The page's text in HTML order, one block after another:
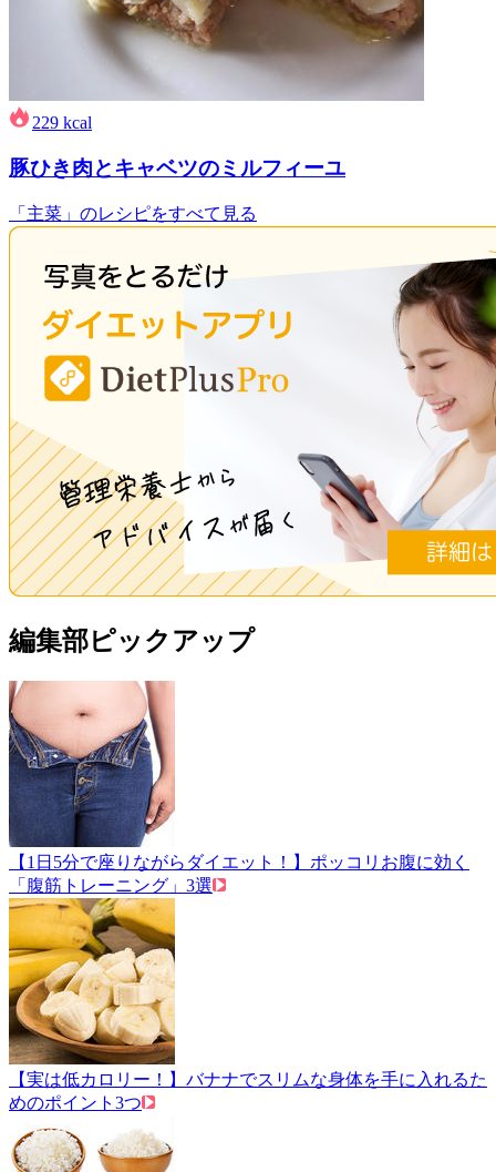
229 kcal
豚ひき肉とキャベツのミルフィーユ
「主菜」のレシピをすべて見る
編集部ピックアップ
【1日5分で座りながらダイエット！】ポッコリお腹に効く
「腹筋トレーニング」3選
【実は低カロリー！】バナナでスリムな身体を手に入れるた
めのポイント3つ